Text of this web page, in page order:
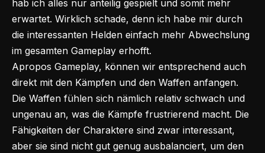
hab ich alles nur anteilig gespielt und somit mehr
erwartet. Wirklich schade, denn ich habe mir durch
die interessanten Helden einfach mehr Abwechslung
im gesamten Gameplay erhofft.
Apropos Gameplay, können wir entsprechend auch
direkt mit den Kämpfen und den Waffen anfangen.
Die Waffen fühlen sich nämlich relativ schwach und
ungenau an, was die Kämpfe frustrierend macht. Die
Fähigkeiten der Charaktere sind zwar interessant,
aber sie sind nicht gut genug ausbalanciert, um den